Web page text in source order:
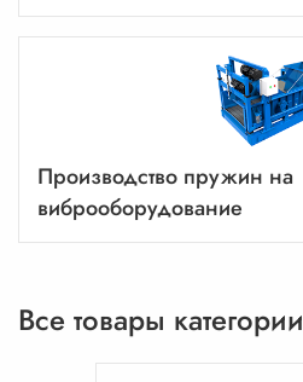
Производство пружин на
виброоборудование
Все товары категории